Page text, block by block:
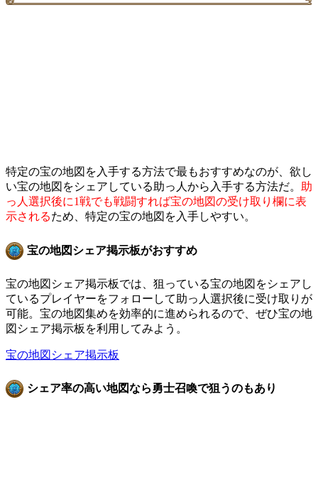
特定の宝の地図を入手する方法で最もおすすめなのが、欲し
い宝の地図をシェアしている助っ人から入手する方法だ。
助
っ人選択後に1戦でも戦闘すれば宝の地図の受け取り欄に表
示されるため、特定の宝の地図を入手しやすい。
宝の地図シェア掲示板がおすすめ
宝の地図シェア掲示板では、狙っている宝の地図をシェアし
ているプレイヤーをフォローして助っ人選択後に受け取りが
可能。宝の地図集めを効率的に進められるので、ぜひ宝の地
図シェア掲示板を利用してみよう。
宝の地図シェア掲示板
シェア率の高い地図なら勇士召喚で狙うのもあり